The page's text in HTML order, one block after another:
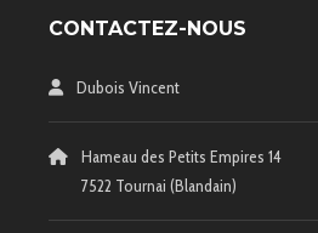
CONTACTEZ-NOUS
Dubois Vincent
Hameau des Petits Empires 14
7522 Tournai (Blandain)